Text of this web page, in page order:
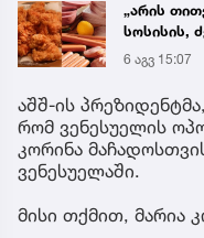
მარიამ
6 აგვ 19:42
აშშ-ის
რომ ვენესუელის
კორინა
ვენესუელაში.
მისი თქმით, მარია